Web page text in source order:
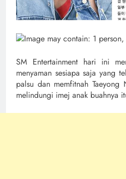
SM Entertainment hari ini
menyaman sesiapa saja yang
palsu dan memfitnah Taeyong
melindungi imej anak buahnya